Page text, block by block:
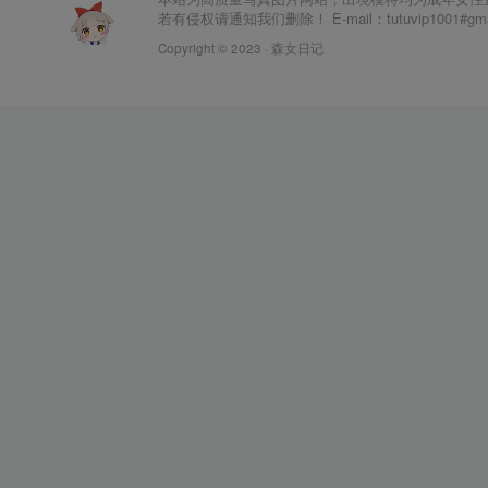
若有侵权请通知我们删除！ E-mail：
Copyright © 2023 · 森女日记